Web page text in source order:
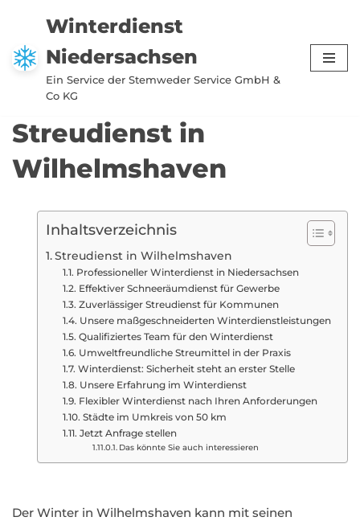
Zum
Inhalt
springen
Winterdienst
Niedersachsen
Ein Service der Stemweder Service GmbH &
Co KG
Streudienst in
Wilhelmshaven
Inhaltsverzeichnis
Streudienst in Wilhelmshaven
Professioneller Winterdienst in Niedersachsen
Effektiver Schneeräumdienst für Gewerbe
Zuverlässiger Streudienst für Kommunen
Unsere maßgeschneiderten Winterdienstleistungen
Qualifiziertes Team für den Winterdienst
Umweltfreundliche Streumittel in der Praxis
Winterdienst: Sicherheit steht an erster Stelle
Unsere Erfahrung im Winterdienst
Flexibler Winterdienst nach Ihren Anforderungen
Städte im Umkreis von 50 km
Jetzt Anfrage stellen
Das könnte Sie auch interessieren
Der Winter in Wilhelmshaven kann mit seinen